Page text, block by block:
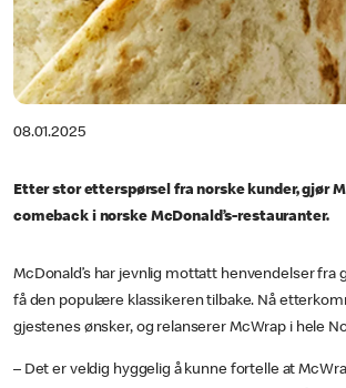
08.01.2025
Etter stor etterspørsel fra norske kunder, gjør
comeback i norske McDonald’s-restauranter.
McDonald’s har jevnlig mottatt henvendelser fra
få den populære klassikeren tilbake. Nå
gjestenes ønsker, og relanserer McWrap i hele
– Det er veldig hyggelig å kunne fortelle at